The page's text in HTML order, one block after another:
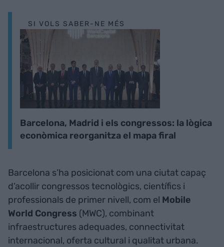
SI VOLS SABER-NE MÉS
Barcelona, Madrid i els congressos: la lògica
econòmica reorganitza el mapa firal
Barcelona s’ha posicionat com una ciutat capaç
d’acollir congressos tecnològics, científics i
professionals de primer nivell, com el Mobile
World Congress (MWC), combinant
infraestructures adequades, connectivitat
internacional, oferta cultural i qualitat urbana.